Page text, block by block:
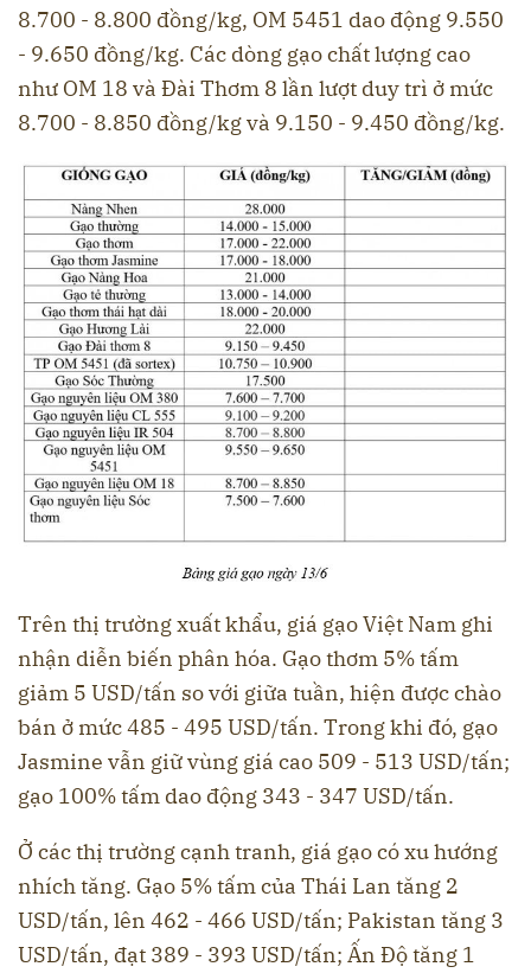
8.700 - 8.800 đồng/kg, OM 5451 dao động 9.550
- 9.650 đồng/kg. Các dòng gạo chất lượng cao
như OM 18 và Đài Thơm 8 lần lượt duy trì ở mức
8.700 - 8.850 đồng/kg và 9.150 - 9.450 đồng/kg.
Trên thị trường xuất khẩu, giá gạo Việt Nam ghi
nhận diễn biến phân hóa. Gạo thơm 5% tấm
giảm 5 USD/tấn so với giữa tuần, hiện được chào
bán ở mức 485 - 495 USD/tấn. Trong khi đó, gạo
Jasmine vẫn giữ vùng giá cao 509 - 513 USD/tấn;
gạo 100% tấm dao động 343 - 347 USD/tấn.
Ở các thị trường cạnh tranh, giá gạo có xu hướng
nhích tăng. Gạo 5% tấm của Thái Lan tăng 2
USD/tấn, lên 462 - 466 USD/tấn; Pakistan tăng 3
USD/tấn, đạt 389 - 393 USD/tấn; Ấn Độ tăng 1